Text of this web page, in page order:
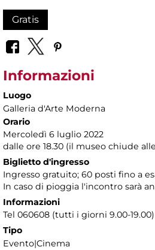
Gratis
Informazioni
Luogo
Galleria d'Arte Moderna
Orario
Mercoledì 6 luglio 2022
dalle ore 18.30 (il museo chiude
Biglietto d'ingresso
Ingresso gratuito; 60 posti fino a
In caso di pioggia l'incontro sarà
Informazioni
Tel 060608 (tutti i giorni 9.00-19.00)
Tipo
Evento|Cinema